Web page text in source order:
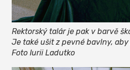
Rektorský talár je pak v barvě
Je také ušit z pevné bavlny,
Foto Iurii Ladutko